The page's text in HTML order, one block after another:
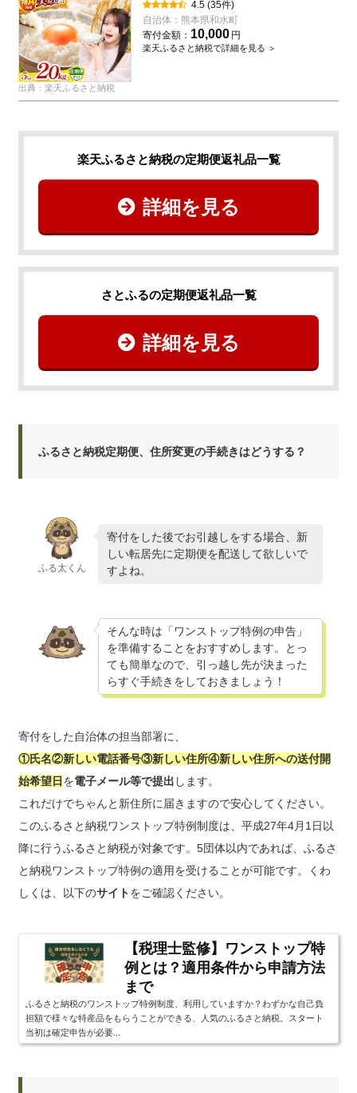
出典：楽天ふるさと納税
のひかり 森のくまさん くまさんの輝き | 選べ
る 銘柄 単品 定期便 定期 2種 | 単一銘柄 米 単
一米 こめ 小分け 人気 コメ お米 5kg 10kg
15kg ブランド米 not 訳あり
4.5 (35件)
自治体： 熊本県和水町
寄付金額： 10,000 円
楽天ふるさと納税で詳細を見る ＞
楽天ふるさと納税の定期便返礼品一覧
詳細を見る
さとふるの定期便返礼品一覧
詳細を見る
ふるさと納税定期便、住所変更の手続きはどうする？
ふる太くん
寄付をした後でお引越しをする場合、新
しい転居先に定期便を配送して欲しいで
すよね。
そんな時は「ワンストップ特例の申告」
を準備することをおすすめします。とっ
ても簡単なので、引っ越し先が決まった
らすぐ手続きをしておきましょう！
寄付をした自治体の担当部署に、
①氏名②新しい電話番号③新しい住所④新しい住所への送付開
始希望日 を電子メール等で提出 します。
これだけでちゃんと新住所に届きますので安心してください。
このふるさと納税ワンストップ特例制度は、平成27年4月1日以
降に行うふるさと納税が対象です。5団体以内であれば、ふるさ
と納税ワンストップ特例の適用を受けることが可能です。くわ
しくは、以下のサイトをご確認ください。
【税理士監修】ワンストップ特
例とは？適用条件から申請方法
まで
ふるさと納税のワンストップ特例制度、利用していますか？わずかな自己負
担額で様々な特産品をもらうことができる、人気のふるさと納税。スタート
当初は確定申告が必要...